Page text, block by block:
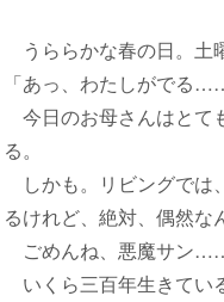
うららかな春の日。土
「あっ、わたしがでる
今日のお母さんはとて
る。
しかも。リビングでは
るけれど、絶対、偶然な
ごめんね、悪魔サン……
いくら三百年生きてい